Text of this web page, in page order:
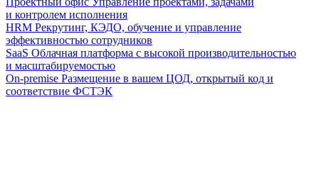
и контролем исполнения
HRM Рекрутинг, КЭДО, обучение и управление
эффективностью сотрудников
SaaS Облачная платформа с высокой производительностью
и масштабируемостью
On-premise Размещение в вашем ЦОД, открытый код и
соответствие ФСТЭК